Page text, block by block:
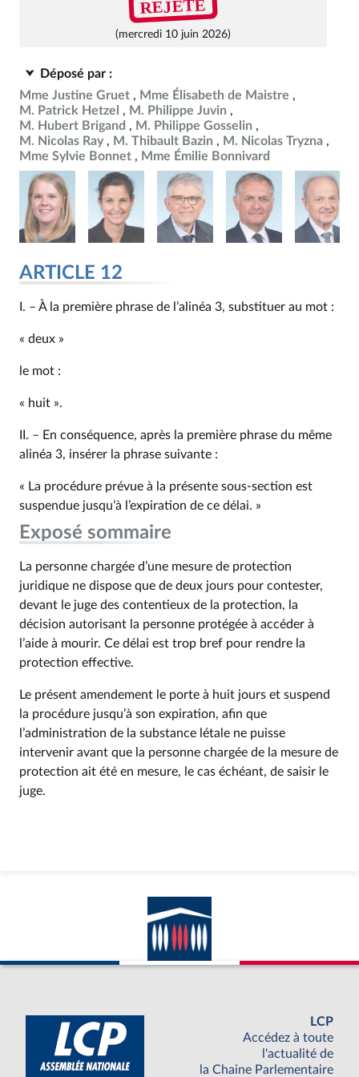
REJETÉ
(mercredi 10 juin 2026)
Déposé par :
Mme Justine Gruet
Mme Élisabeth de Maistre
M. Patrick Hetzel
M. Philippe Juvin
M. Hubert Brigand
M. Philippe Gosselin
M. Nicolas Ray
M. Thibault Bazin
M. Nicolas Tryzna
Mme Sylvie Bonnet
Mme Émilie Bonnivard
ARTICLE 12
I. – À la première phrase de l’alinéa 3, substituer au mot :
« deux »
le mot :
« huit ».
II. – En conséquence, après la première phrase du même
alinéa 3, insérer la phrase suivante :
« La procédure prévue à la présente sous-section est
suspendue jusqu’à l’expiration de ce délai. »
Exposé sommaire
La personne chargée d’une mesure de protection
juridique ne dispose que de deux jours pour contester,
devant le juge des contentieux de la protection, la
décision autorisant la personne protégée à accéder à
l’aide à mourir. Ce délai est trop bref pour rendre la
protection effective.
Le présent amendement le porte à huit jours et suspend
la procédure jusqu’à son expiration, afin que
l’administration de la substance létale ne puisse
intervenir avant que la personne chargée de la mesure de
protection ait été en mesure, le cas échéant, de saisir le
juge.
LCP
Accédez à toute
l'actualité de
la Chaine Parlementaire